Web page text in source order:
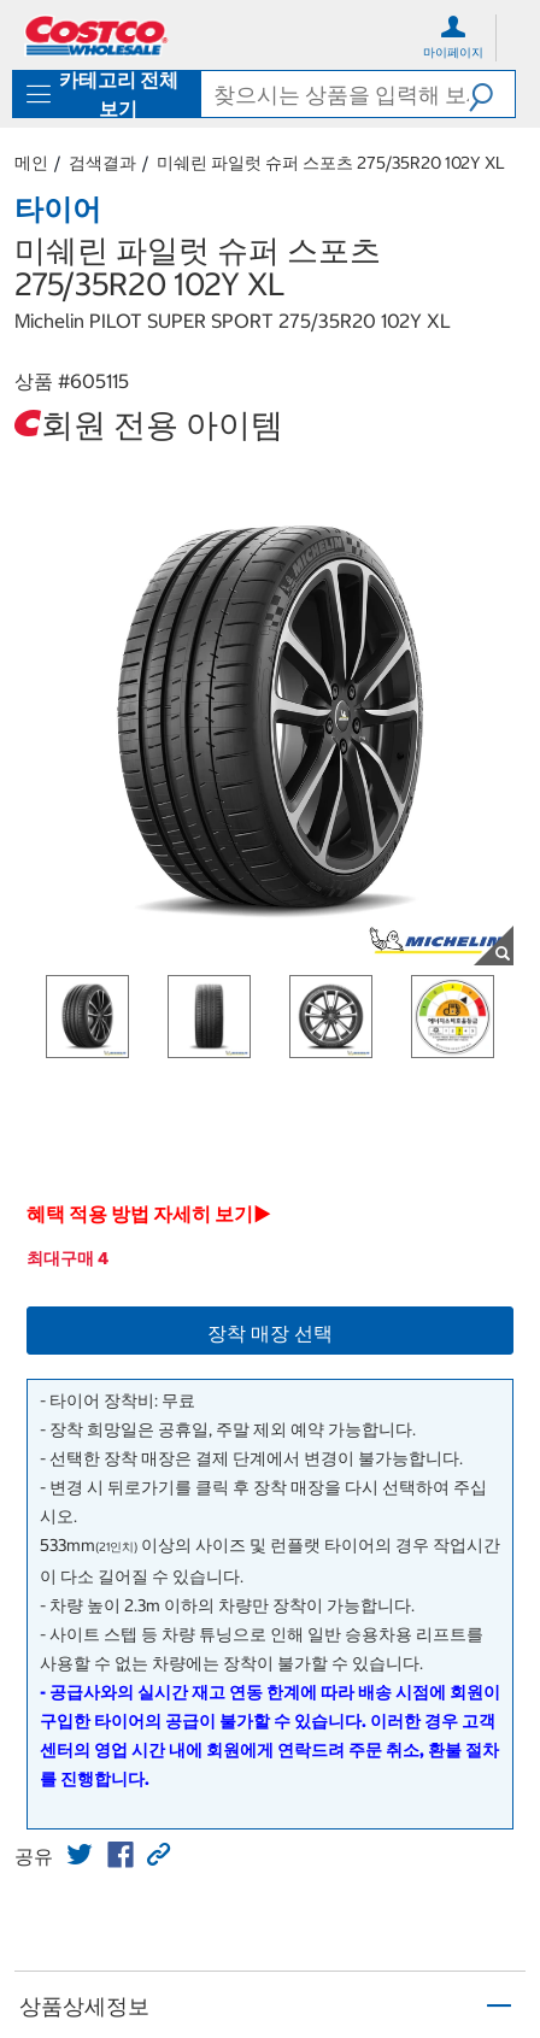
로
기
가
마이페이지
카테고리 전체
보기
메인 검색결과 미쉐린 파일럿 슈퍼 스포츠 275/35R20 102Y XL
타이어
미쉐린 파일럿 슈퍼 스포츠
275/35R20 102Y XL
Michelin PILOT SUPER SPORT 275/35R20 102Y XL
상품 #605115
회원 전용 아이템
혜택 적용 방법 자세히 보기▶
최대구매 4
장착 매장 선택
- 타이어 장착비: 무료
- 장착 희망일은 공휴일, 주말 제외 예약 가능합니다.
- 선택한 장착 매장은 결제 단계에서 변경이 불가능합니다.
- 변경 시 뒤로가기를 클릭 후 장착 매장을 다시 선택하여 주십
시오.
533mm(21인치) 이상의 사이즈 및 런플랫 타이어의 경우 작업시간
이 다소 길어질 수 있습니다.
- 차량 높이 2.3m 이하의 차량만 장착이 가능합니다.
- 사이트 스텝 등 차량 튜닝으로 인해 일반 승용차용 리프트를
사용할 수 없는 차량에는 장착이 불가할 수 있습니다.
- 공급사와의 실시간 재고 연동 한계에 따라 배송 시점에 회원이
구입한 타이어의 공급이 불가할 수 있습니다. 이러한 경우 고객
센터의 영업 시간 내에 회원에게 연락드려 주문 취소, 환불 절차
를 진행합니다.
공유
상품상세정보